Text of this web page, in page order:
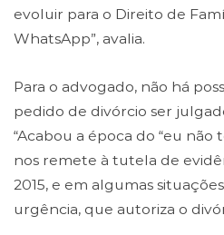
evoluir para o Direito de
WhatsApp”, avalia.
Para o advogado, não há
pedido de divórcio ser
“Acabou a época do “eu não
nos remete à tutela de
2015, e em algumas
urgência, que autoriza o